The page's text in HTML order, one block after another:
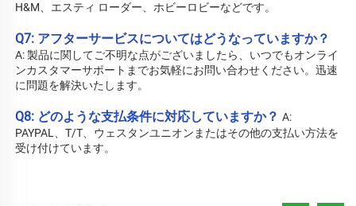
H&M、エスティ ローダー、ホビーロビーなどです。
A: 製品に関してご不明な点がございましたら、いつでもオンライ
ンカスタマーサポートまでお気軽にお問い合わせください。迅速
に問題を解決いたします。
Q8: どのような支払条件に対応していますか？ A:
PAYPAL、T/T、ウェスタンユニオンまたはその他の支払い方法を
受け付けています。